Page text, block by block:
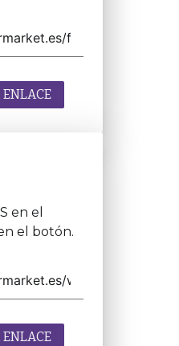
en el
el botón.